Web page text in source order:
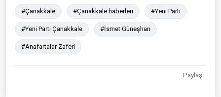
#Çanakkale #Çanakkale haberleri #Yeni Parti
#Yeni Parti Çanakkale #İsmet Güneşhan
#Anafartalar Zaferi
Paylaş